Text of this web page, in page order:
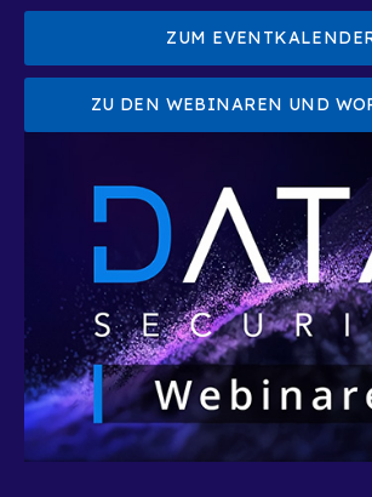
ZUM
ZU DEN WEBINAREN UND